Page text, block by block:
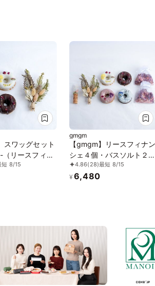
スワッグセット
（リースフィナ
ミニスワッ
マグネット）
短 8/15
gmgm
【gmgm】リースフィナン
シェ４個・バスソルト２
個・ミニスワッグ・お花の
コルクマグネットのセット
4.86(28)最短 8/15
¥ 6,480